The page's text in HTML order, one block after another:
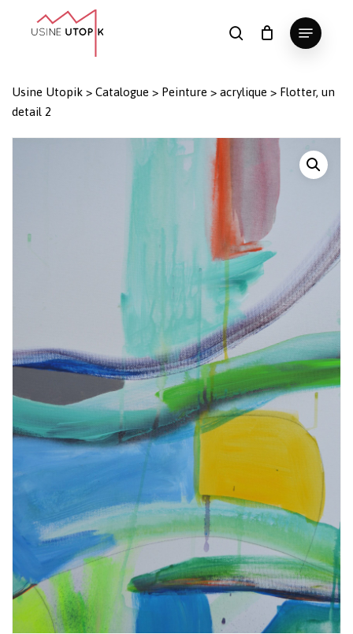
search
Menu
Panier Fermer
le
Usine Utopik > Catalogue > Peinture > acrylique > Flotter, un
detail 2
Close